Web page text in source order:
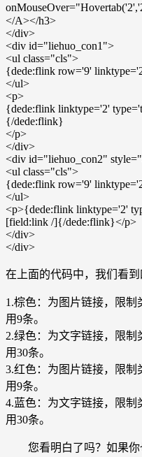
</A></h3>
</div>
<div id="liehuo_con1">
<ul class="cls">
{dede:flink row='9'
</ul>
<p>
{dede:flink linktype='2'
{/dede:flink}
</p>
</div>
<div id="liehuo_con2"
<ul class="cls">
{dede:flink row='9'
</ul>
<p>{dede:flink linktype='2'
[field:link /]{/dede:flink}</p>
</div>
</div>
在上面的代码中，我们看
1.棕色：为图片链接，限制
用9条。
2.绿色：为文字链接，限制
用30条。
3.红色：为图片链接，限制
用9条。
4.蓝色：为文字链接，限制
用30条。
您看明白了吗？如果你